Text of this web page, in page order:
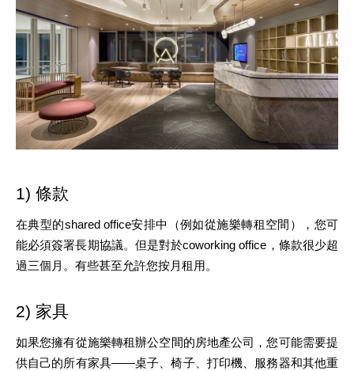
1) 條款
在典型的shared office安排中（例如從施樂轉租空間），您可
能必須簽署長期協議。但是對於coworking office，條款很少超
過三個月。有些甚至允許您按月租用。
2) 家具
如果您擁有從施樂轉租辦公空間的房地產公司，您可能需要提
供自己的所有家具——桌子、椅子、打印機、服務器和其他重